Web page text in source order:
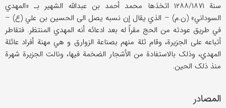
سنة ۱۲۸۸/۱۸۷۱ اتخذها محمد أحمد بن عبدالله الشهیر بـ «المهدي
السوداني» (ن.م) – الذي یقال إن نسبه یصل الی الحسین بن علي (ع) –
في طریق عودته من الحج مقراً له بعد ادعائه أنه المهدي المنتظر. فتقاطر
أتباعه علی الجزیرة، وقام ثلة منهم بصناعة الزوارق و هي مهنة أفراد عائلة
المهدي، و‌ذلک بالاستفادة من الأشجار الضخمة فیها، ونالت الجزیرة شهرة
منذ ذلک الحین.
المصادر